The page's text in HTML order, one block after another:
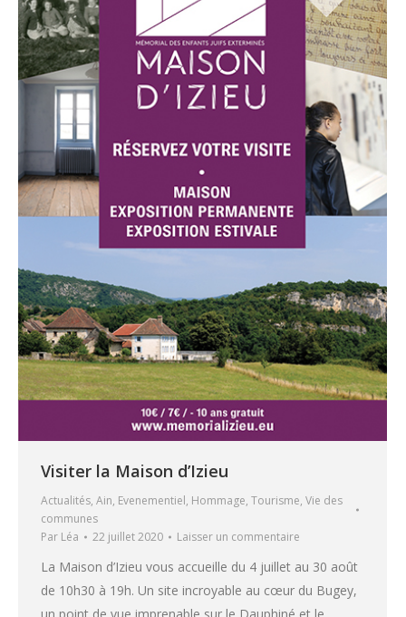
Visiter la Maison d’Izieu
Actualités, Ain, Evenementiel, Hommage, Tourisme, Vie des
communes
Par Léa 22 juillet 2020 Laisser un commentaire
La Maison d’Izieu vous accueille du 4 juillet au 30 août
de 10h30 à 19h. Un site incroyable au cœur du Bugey,